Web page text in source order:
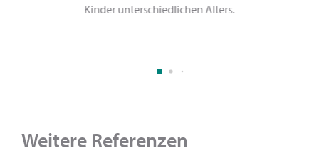
Kinder unterschiedlichen Alters.
Weitere Referenzen